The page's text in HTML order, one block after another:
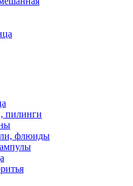
пилинги
флюиды